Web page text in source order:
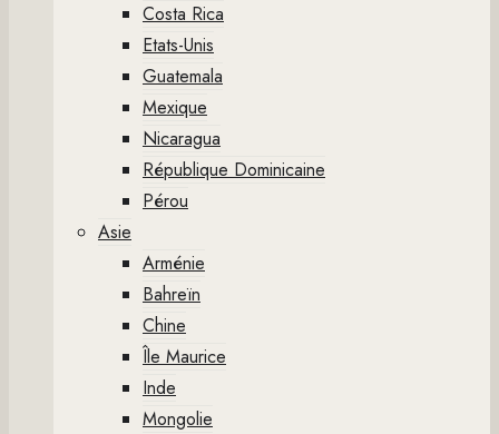
Costa Rica
Etats-Unis
Guatemala
Mexique
Nicaragua
République Dominicaine
Pérou
Asie
Arménie
Bahreïn
Chine
Île Maurice
Inde
Mongolie